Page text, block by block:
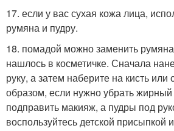
17. если у вас сухая кожа лица,
румяна и пудру.
18. помадой можно заменить
нашлось в косметичке. Сначала
руку, а затем наберите на кисть
образом, если нужно убрать жирный
подправить макияж, а пудры под
воспользуйтесь детской присыпкой